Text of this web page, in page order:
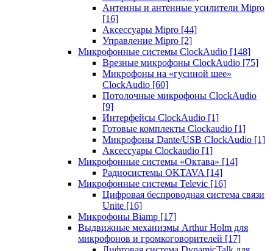
Антенны и антенные усилители Mipro
[16]
Аксессуары Mipro [44]
Управление Mipro [2]
Микрофонные системы ClockAudio [148]
Врезные микрофоны ClockAudio [75]
Микрофоны на «гусиной шее»
ClockAudio [60]
Потолочные микрофоны ClockAudio
[9]
Интерфейсы ClockAudio [1]
Готовые комплекты Clockaudio [1]
Микрофоны Dante/USB ClockAudio [1]
Аксессуары Clockaudio [1]
Микрофонные системы «Октава» [14]
Радиосистемы OKTAVA [14]
Микрофонные системы Televic [16]
Цифровая беспроводная система связи
Unite [16]
Микрофоны Biamp [17]
Выдвижные механизмы Arthur Holm для
микрофонов и громкоговорителей [17]